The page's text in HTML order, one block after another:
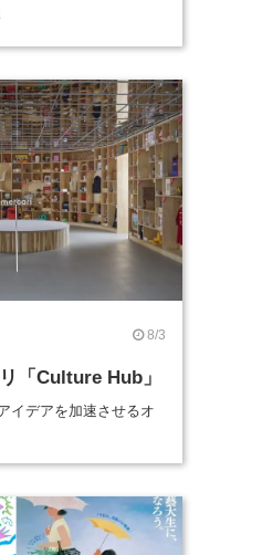
8/3
「Culture Hub」
イデアを加速させるオ